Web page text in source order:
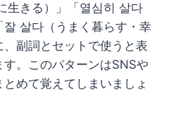
生きる）」「열심히 살다
잘 살다（うまく暮らす・幸
副詞とセットで使うと表
。このパターンはSNSや
めて覚えてしまいましょ